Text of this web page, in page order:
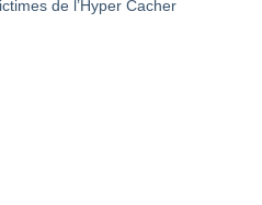
de l’Hyper Cacher